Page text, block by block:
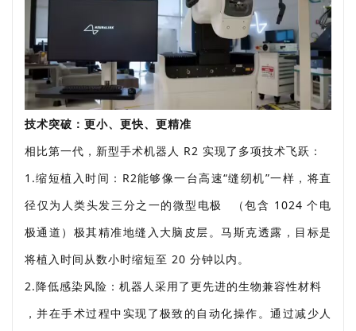
技术突破：更小、更快、更精准
相比第一代，新型手术机器人 R2 实现了多项技术飞跃：
1.缩短植入时间： R2能够像一台高速“缝纫机”一样，将直
径仅为人类头发三分之一的微型电极
（包含 1024 个电
极通道）极其精准地缝入大脑皮层。马斯克透露，目标是
将植入时间从数小时缩短至 20 分钟以内。
2.降低感染风险： 机器人采用了更先进的生物兼容性材料
，并在手术过程中实现了极致的自动化操作。通过减少人